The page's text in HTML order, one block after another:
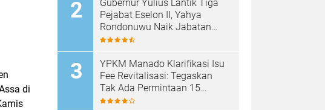
di
Gubernur Yulius Lantik Tiga
Pejabat Eselon II, Yahya
Rondonuwu Naik Jabatan
Pimpin Dinas Pendidikan
YPKM Manado Klarifikasi Isu
Fee Revitalisasi: Tegaskan
Tak Ada Permintaan 15
Persen, Pergantian Kepsek